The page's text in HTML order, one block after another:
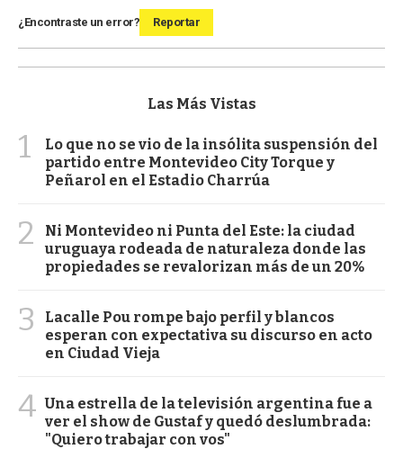
¿Encontraste un error? Reportar
Las Más Vistas
1
Lo que no se vio de la insólita suspensión del
partido entre Montevideo City Torque y
Peñarol en el Estadio Charrúa
2
Ni Montevideo ni Punta del Este: la ciudad
uruguaya rodeada de naturaleza donde las
propiedades se revalorizan más de un 20%
3
Lacalle Pou rompe bajo perfil y blancos
esperan con expectativa su discurso en acto
en Ciudad Vieja
4 Una estrella de la televisión argentina fue a
ver el show de Gustaf y quedó deslumbrada:
"Quiero trabajar con vos"